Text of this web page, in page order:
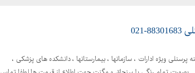
021
ویژه ادارات ، سازمانها ، بیمارستانها ، دانشکده های پزشکی ،